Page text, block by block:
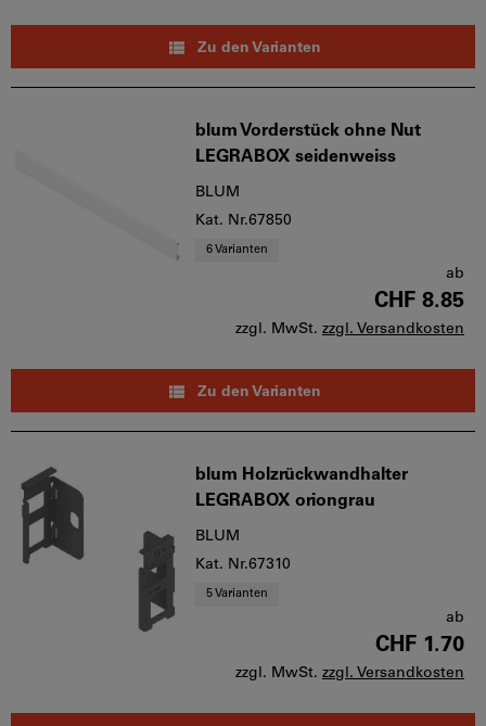
Zu den Varianten
blum Vorderstück ohne Nut
LEGRABOX seidenweiss
BLUM
Kat. Nr.67850
6 Varianten
ab
CHF 8.85
zzgl. MwSt. zzgl. Versandkosten
Zu den Varianten
blum Holzrückwandhalter
LEGRABOX oriongrau
BLUM
Kat. Nr.67310
5 Varianten
ab
CHF 1.70
zzgl. MwSt. zzgl. Versandkosten